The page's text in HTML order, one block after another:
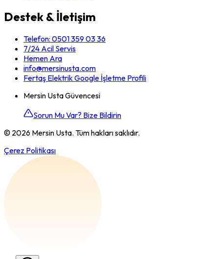
Destek & İletişim
Telefon: 0501 359 03 36
7/24 Acil Servis
Hemen Ara
info@mersinusta.com
Fertaş Elektrik Google İşletme Profili
Mersin Usta Güvencesi
Sorun Mu Var? Bize Bildirin
© 2026 Mersin Usta. Tüm hakları saklıdır.
Çerez Politikası